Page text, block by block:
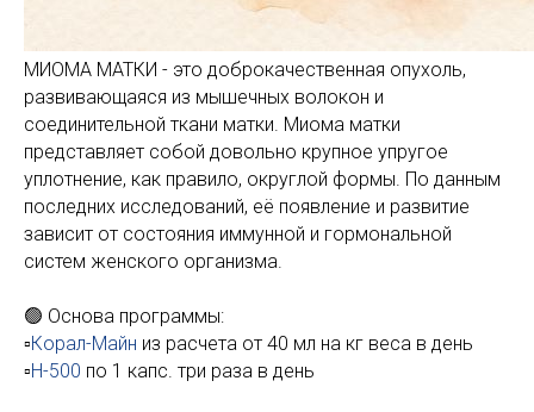
МИОМА МАТКИ - это доброкачественная опухоль,
развивающаяся из мышечных волокон и
соединительной ткани матки. Миома матки
представляет собой довольно крупное упругое
уплотнение, как правило, округлой формы. По данным
последних исследований, её появление и развитие
зависит от состояния иммунной и гормональной
систем женского организма.
🟢 Основа программы:
▫️Корал-Майн из расчета от 40 мл на кг веса в день
▫️Н-500 по 1 капс. три раза в день